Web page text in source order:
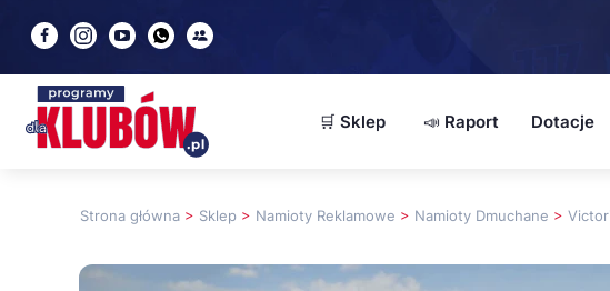
🛒 Sklep
Piłkarskie Place Zabaw
Namioty reklamowe
📣 Raport Dotacje
Strona główna > Sklep > Namioty Reklamowe > Namioty Dmuchane >